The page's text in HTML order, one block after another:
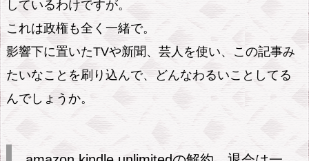
しているわけですが。
これは政権も全く一緒で。
影響下に置いたTVや新聞、芸人を使い、この記事み
たいなことを刷り込んで、どんなわるいことしてる
んでしょうか。